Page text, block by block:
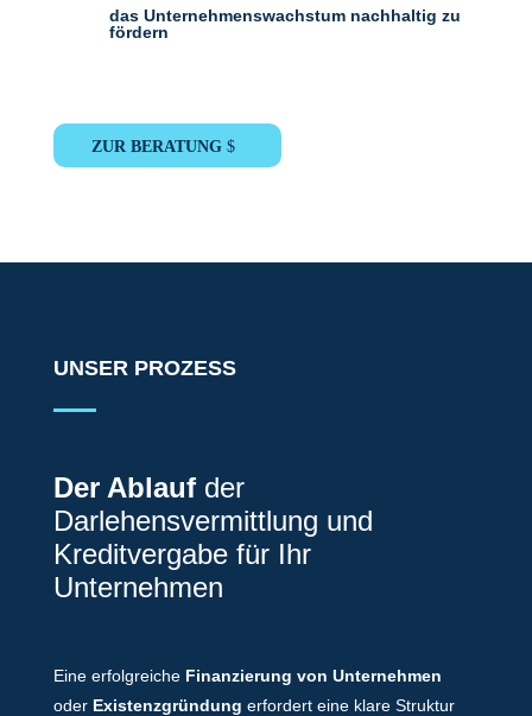
das Unternehmenswachstum nachhaltig zu
fördern
ZUR BERATUNG
UNSER PROZESS
Der Ablaufder
Darlehensvermittlung und
Kreditvergabe für Ihr
Unternehmen
Eine erfolgreiche Finanzierung von Unternehmen
oder Existenzgründung erfordert eine klare Struktur